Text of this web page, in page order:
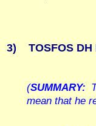
3) TOSFOS DH
(SUMMARY:
mean that he